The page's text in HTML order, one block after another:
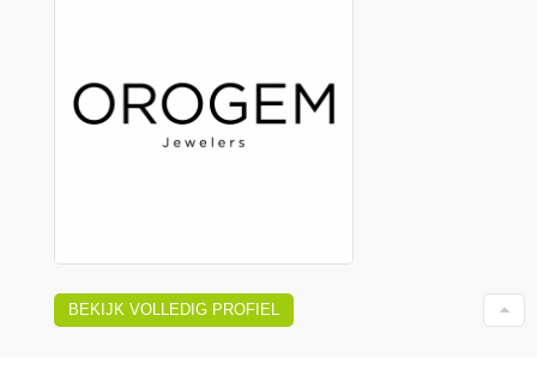
BEKIJK VOLLEDIG PROFIEL